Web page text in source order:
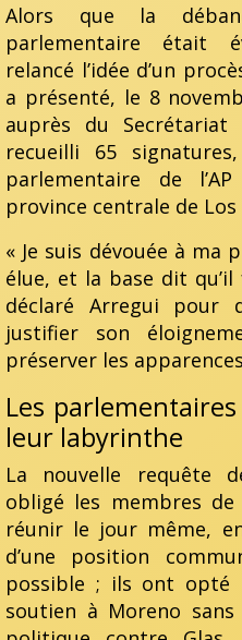
Alors que la
parlementaire était
relancé l’idée d’un
a présenté, le 8
auprès du
recueilli 65
parlementaire de
province centrale de Los
« Je suis dévouée à ma
élue, et la base dit
déclaré Arregui pour
justifier son
préserver les
Les
leur labyrinthe
La nouvelle requête
obligé les membres de
réunir le jour même,
d’une position
possible ; ils ont opté
soutien à Moreno